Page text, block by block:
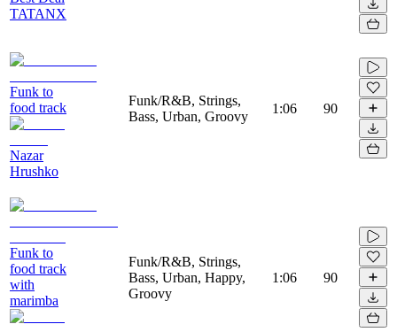
TATANX
Funk to
food track
Nazar
Hrushko
Funk/R&B, Strings,
Bass, Urban, Groovy
1:06 90
Funk to
food track
with
marimba
Funk/R&B, Strings,
Bass, Urban, Happy,
Groovy
1:06 90